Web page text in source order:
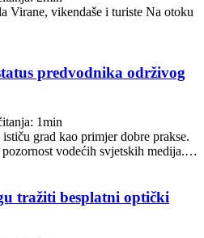
Virane, vikendaše i turiste Na otoku
predvodnika održivog
1min
grad kao primjer dobre prakse.
vodećih svjetskih medija.…
tražiti besplatni optički